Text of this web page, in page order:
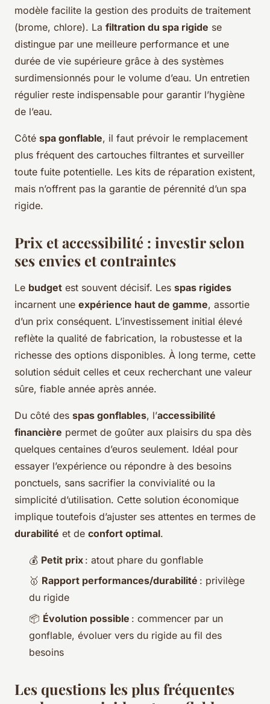
modèle facilite la gestion des produits de traitement
(brome, chlore). La filtration du spa rigide se
distingue par une meilleure performance et une
durée de vie supérieure grâce à des systèmes
surdimensionnés pour le volume d’eau. Un entretien
régulier reste indispensable pour garantir l’hygiène
de l’eau.
Côté spa gonflable, il faut prévoir le remplacement
plus fréquent des cartouches filtrantes et surveiller
toute fuite potentielle. Les kits de réparation existent,
mais n’offrent pas la garantie de pérennité d’un spa
rigide.
Prix et accessibilité : investir selon
ses envies et contraintes
Le budget est souvent décisif. Les spas rigides
incarnent une expérience haut de gamme, assortie
d’un prix conséquent. L’investissement initial élevé
reflète la qualité de fabrication, la robustesse et la
richesse des options disponibles. À long terme, cette
solution séduit celles et ceux recherchant une valeur
sûre, fiable année après année.
Du côté des spas gonflables, l’accessibilité
financière permet de goûter aux plaisirs du spa dès
quelques centaines d’euros seulement. Idéal pour
essayer l’expérience ou répondre à des besoins
ponctuels, sans sacrifier la convivialité ou la
simplicité d’utilisation. Cette solution économique
implique toutefois d’ajuster ses attentes en termes de
durabilité et de confort optimal.
💰 Petit prix : atout phare du gonflable
🥇 Rapport performances/durabilité : privilège
du rigide
📦 Évolution possible : commencer par un
gonflable, évoluer vers du rigide au fil des
besoins
Les questions les plus fréquentes